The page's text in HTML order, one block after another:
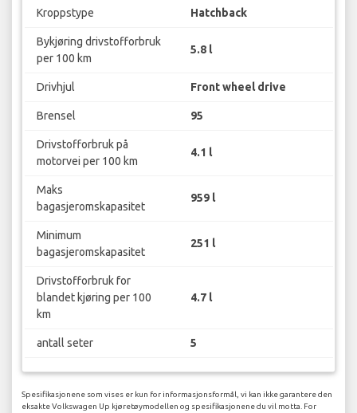
Kroppstype Hatchback
Bykjøring drivstofforbruk
per 100 km
5.8 l
Drivhjul Front wheel drive
Brensel 95
Drivstofforbruk på
motorvei per 100 km
4.1 l
Maks
bagasjeromskapasitet
959 l
Minimum
bagasjeromskapasitet
251 l
Drivstofforbruk for
blandet kjøring per 100
km
4.7 l
antall seter 5
Spesifikasjonene som vises er kun for informasjonsformål, vi kan ikke garantere den
eksakte Volkswagen Up kjøretøymodellen og spesifikasjonene du vil motta. For